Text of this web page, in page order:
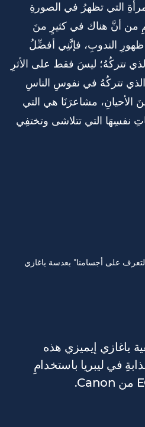
التي تظهرُ في الصورةِ
من أنَّ هناك في كثيرٍ منَ
الندوبِ، فإنَّنِي أفضِّلُ
الذي تتركُهُ؛ ليسَ فقط على الأثرِ
تتركُهُ في نفوسِ الناسِ
مشاعرَنَا هي التي
نفسِهَا التي تتلاشى وتختفِي
ياغازي إيميزي هذه
في ليبريا باستخدامِ